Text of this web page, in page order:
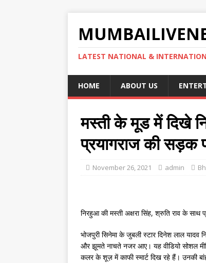
LATEST NATIONAL &
HOME ABOUT US
मस्ती के मूड में दिखे
प्रयागराज की सड़क
November 26, 2021 admin
निरहुआ की मस्ती अक्षरा सिंह, श्रुति राव के साथ
भोजपुरी सिनेमा के जुबली स्टार दिनेश लाल
और झूमते नाचते नजर आए। यह वीडियो सोशल
कलर के शूज़ में काफी स्मार्ट दिख रहे हैं। उनकी